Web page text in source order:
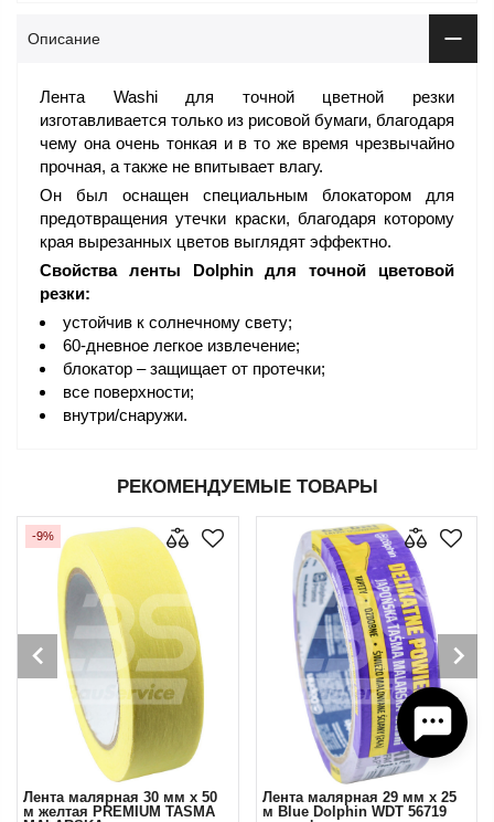
Описание
Лента Washi для точной цветной резки
изготавливается только из рисовой бумаги, благодаря
чему она очень тонкая и в то же время чрезвычайно
прочная, а также не впитывает влагу.
Он был оснащен специальным блокатором для
предотвращения утечки краски, благодаря которому
края вырезанных цветов выглядят эффектно.
Свойства ленты Dolphin для точной цветовой
резки:
устойчив к солнечному свету;
60-дневное легкое извлечение;
блокатор – защищает от протечки;
все поверхности;
внутри/снаружи.
РЕКОМЕНДУЕМЫЕ ТОВАРЫ
-9%
Лента малярная 30 мм х 50
м желтая PREMIUM TASMA
Лента малярная 29 мм х 25
м Blue Dolphin WDT 56719